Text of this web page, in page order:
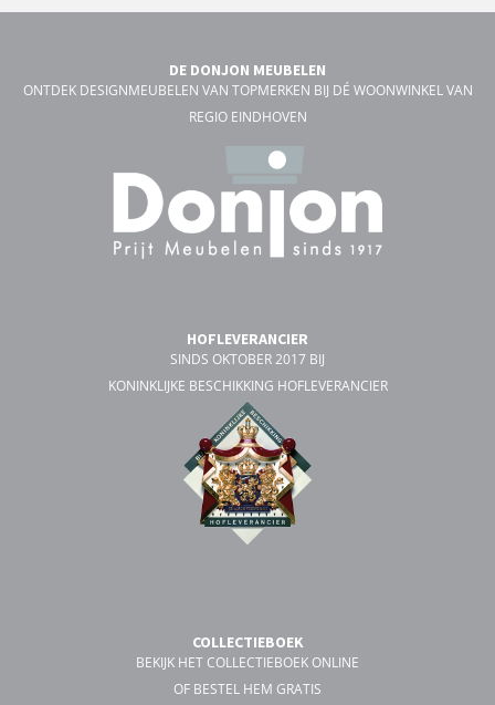
DE DONJON MEUBELEN
ONTDEK DESIGNMEUBELEN VAN TOPMERKEN BIJ DÉ WOONWINKEL VAN
REGIO EINDHOVEN
HOFLEVERANCIER
SINDS OKTOBER 2017 BIJ
KONINKLIJKE BESCHIKKING HOFLEVERANCIER
COLLECTIEBOEK
BEKIJK HET COLLECTIEBOEK ONLINE
OF BESTEL HEM GRATIS